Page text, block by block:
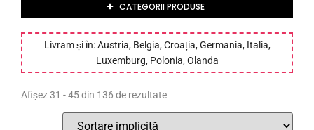
CATEGORII PRODUSE
Livram și în: Austria, Belgia, Croația, Germania, Italia,
Luxemburg, Polonia, Olanda
Afișez 31 - 45 din 136 de rezultate